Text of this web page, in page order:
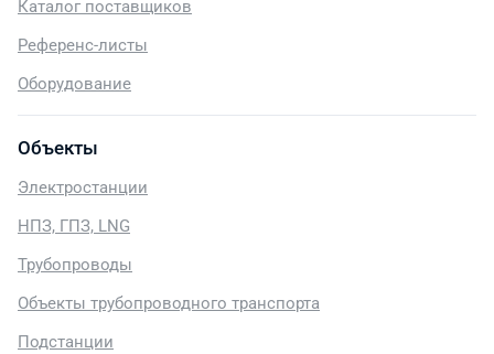
Каталог поставщиков
Референс-листы
Оборудование
Объекты
Электростанции
НПЗ, ГПЗ, LNG
Трубопроводы
Объекты трубопроводного транспорта
Подстанции